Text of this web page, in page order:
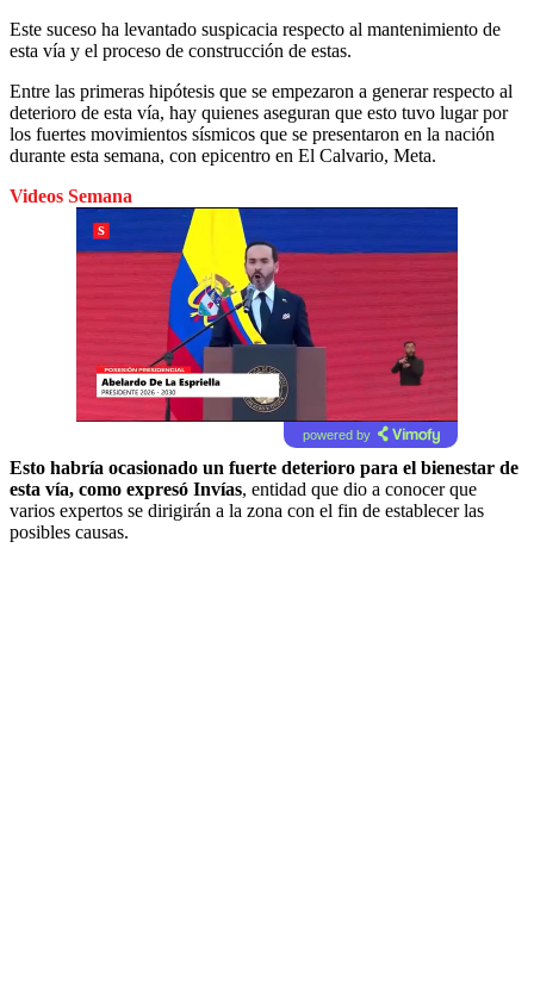
Este suceso ha levantado suspicacia respecto al mantenimiento de
esta vía y el proceso de construcción de estas.
Entre las primeras hipótesis que se empezaron a generar respecto al
deterioro de esta vía, hay quienes aseguran que esto tuvo lugar por
los fuertes movimientos sísmicos que se presentaron en la nación
durante esta semana, con epicentro en El Calvario, Meta.
Videos Semana
powered by
Esto habría ocasionado un fuerte deterioro para el bienestar de
esta vía, como expresó Invías, entidad que dio a conocer que
varios expertos se dirigirán a la zona con el fin de establecer las
posibles causas.